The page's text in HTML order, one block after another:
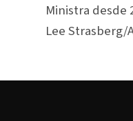
Ministra desde
Lee Strasberg/